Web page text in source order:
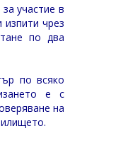
участие в
чрез
по два
по всяко
е с
на